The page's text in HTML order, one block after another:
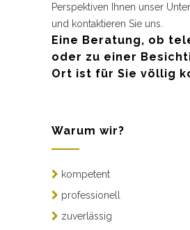
Perspektiven Ihnen unser
und kontaktieren Sie uns.
Eine Beratung, ob
oder zu einer
Ort ist für Sie völlig
Warum wir?
kompetent
professionell
zuverlässig